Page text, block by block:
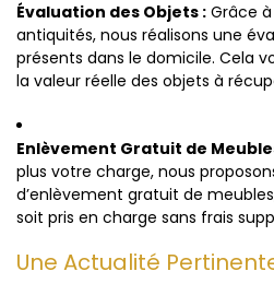
Évaluation des Objets : Grâce
antiquités, nous réalisons une
présents dans le domicile. Cela
la valeur réelle des objets à
Enlèvement Gratuit de
plus votre charge, nous
d’enlèvement gratuit de
soit pris en charge sans frais
Une Actualité